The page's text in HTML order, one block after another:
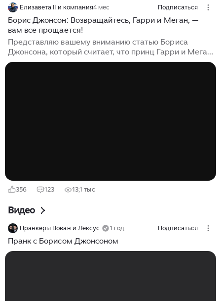
Елизавета II и компания4 мес Подписаться
Борис Джонсон: Возвращайтесь, Гарри и Меган, —
вам все прощается!
Представляю вашему вниманию статью Бориса
Джонсона, который считает, что принц Гарри и Меган
Маркл должны вернуться в Британию. В статье,
356 123 13,1 тыс
Видео
Пранкеры Вован и Лексус 1 год Подписаться
Пранк с Борисом Джонсоном